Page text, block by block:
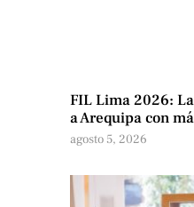
FIL Lima 2026:
a Arequipa con
agosto 5, 2026